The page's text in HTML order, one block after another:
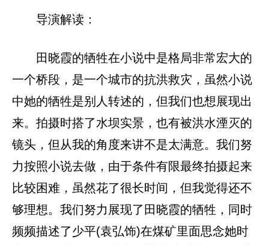
导演解读：
田晓霞的牺牲在小说中是格局非常宏大的
一个桥段，是一个城市的抗洪救灾，虽然小说
中她的牺牲是别人转述的，但我们也想展现出
来。拍摄时搭了水坝实景，也有被洪水湮灭的
镜头，但从我的角度来讲不是太满意。我们努
力按照小说去做，由于条件有限最终拍摄起来
比较困难，虽然花了很长时间，但我觉得还不
够理想。我们努力展现了田晓霞的牺牲，同时
频频描述了少平(袁弘饰)在煤矿里面思念她时